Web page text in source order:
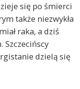
się po śmierci
także niezwykła
raka, a dziś
Szczecińscy
dzielą się